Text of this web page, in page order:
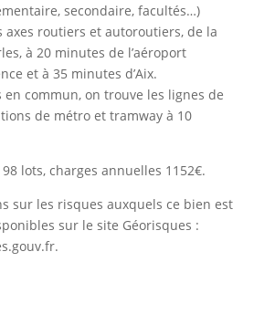
secondaire, facultés…)
axes routiers et autoroutiers, de la
à 20 minutes de l’aéroport
et à 35 minutes d’Aix.
en commun, on trouve les lignes de
de métro et tramway à 10
lots, charges annuelles 1152€.
sur les risques auxquels ce bien est
sur le site Géorisques :